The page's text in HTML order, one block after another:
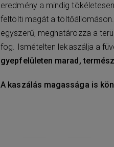
eredmény a mindig
feltölti magát a
egyszerű, meghatározza a
fog. Ismételten lekaszálja a
gyepfelületen marad,
A kaszálás magassága is